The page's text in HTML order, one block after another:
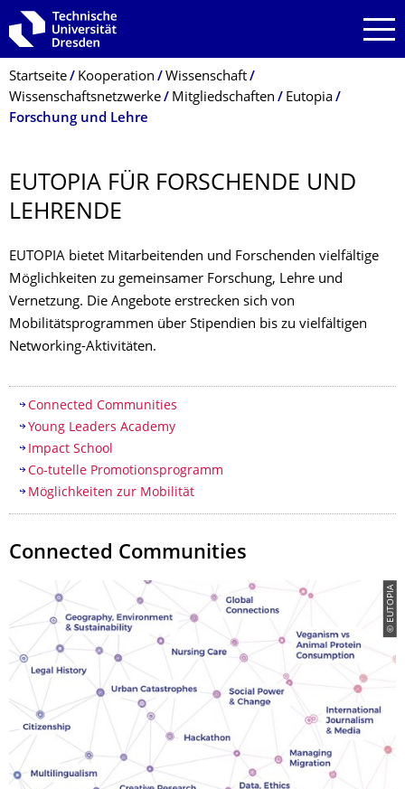
Zur Hauptnavigation springen
Zur Suche springen
Zum Inhalt springen
Breadcrumb-Menü
Startseite Kooperation
Wissenschaft
Wissenschaftsnetzwerke
Mitgliedschaften
Eutopia
Forschung und Lehre
EUTOPIA FÜR FORSCHENDE UND
LEHRENDE
EUTOPIA bietet Mitarbeitenden und Forschenden vielfältige
Möglichkeiten zu gemeinsamer Forschung, Lehre und
Vernetzung. Die Angebote erstrecken sich von
Mobilitätsprogrammen über Stipendien bis zu vielfältigen
Networking-Aktivitäten.
Inhaltsverzeichnis
Connected Communities
Young Leaders Academy
Impact School
Co-tutelle Promotionsprogramm
Möglichkeiten zur Mobilität
Connected Communities
© EUTOPIA